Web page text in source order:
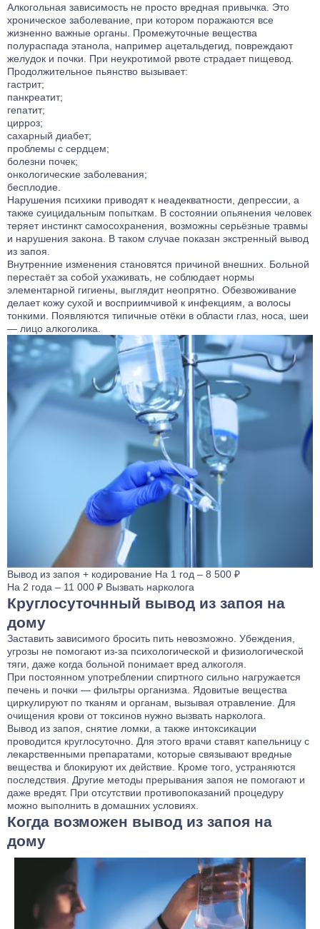
Алкогольная зависимость не просто вредная привычка. Это
хроническое заболевание, при котором поражаются все
жизненно важные органы. Промежуточные вещества
полураспада этанола, например ацетальдегид, повреждают
желудок и почки. При неукротимой рвоте страдает пищевод.
Продолжительное пьянство вызывает:
гастрит;
панкреатит;
гепатит;
цирроз;
сахарный диабет;
проблемы с сердцем;
болезни почек;
онкологические заболевания;
бесплодие.
Нарушения психики приводят к неадекватности, депрессии, а
также суицидальным попыткам. В состоянии опьянения человек
теряет инстинкт самосохранения, возможны серьёзные травмы
и нарушения закона. В таком случае показан экстренный вывод
из запоя.
Внутренние изменения становятся причиной внешних. Больной
перестаёт за собой ухаживать, не соблюдает нормы
элементарной гигиены, выглядит неопрятно. Обезвоживание
делает кожу сухой и восприимчивой к инфекциям, а волосы
тонкими. Появляются типичные отёки в области глаз, носа, шеи
— лицо алкоголика.
Вывод из запоя + кодирование На 1 год – 8 500 ₽
На 2 года – 11 000 ₽ Вызвать нарколога
Круглосуточнный вывод из запоя на
дому
Заставить зависимого бросить пить невозможно. Убеждения,
угрозы не помогают из-за психологической и физиологической
тяги, даже когда больной понимает вред алкоголя.
При постоянном употреблении спиртного сильно нагружается
печень и почки — фильтры организма. Ядовитые вещества
циркулируют по тканям и органам, вызывая отравление. Для
очищения крови от токсинов нужно вызвать нарколога.
Вывод из запоя, снятие ломки, а также интоксикации
проводится круглосуточно. Для этого врачи ставят капельницу с
лекарственными препаратами, которые связывают вредные
вещества и блокируют их действие. Кроме того, устраняются
последствия. Другие методы прерывания запоя не помогают и
даже вредят. При отсутствии противопоказаний процедуру
можно выполнить в домашних условиях.
Когда возможен вывод из запоя на
дому